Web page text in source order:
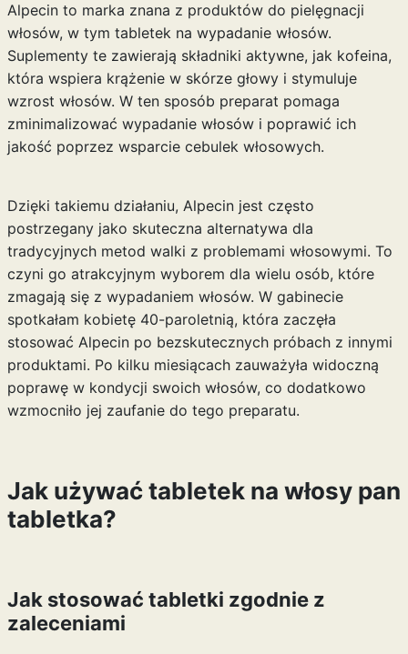
Alpecin to marka znana z produktów do pielęgnacji
włosów, w tym tabletek na wypadanie włosów.
Suplementy te zawierają składniki aktywne, jak kofeina,
która wspiera krążenie w skórze głowy i stymuluje
wzrost włosów. W ten sposób preparat pomaga
zminimalizować wypadanie włosów i poprawić ich
jakość poprzez wsparcie cebulek włosowych.
Dzięki takiemu działaniu, Alpecin jest często
postrzegany jako skuteczna alternatywa dla
tradycyjnych metod walki z problemami włosowymi. To
czyni go atrakcyjnym wyborem dla wielu osób, które
zmagają się z wypadaniem włosów. W gabinecie
spotkałam kobietę 40-paroletnią, która zaczęła
stosować Alpecin po bezskutecznych próbach z innymi
produktami. Po kilku miesiącach zauważyła widoczną
poprawę w kondycji swoich włosów, co dodatkowo
wzmocniło jej zaufanie do tego preparatu.
Jak używać tabletek na włosy pan
tabletka?
Jak stosować tabletki zgodnie z
zaleceniami